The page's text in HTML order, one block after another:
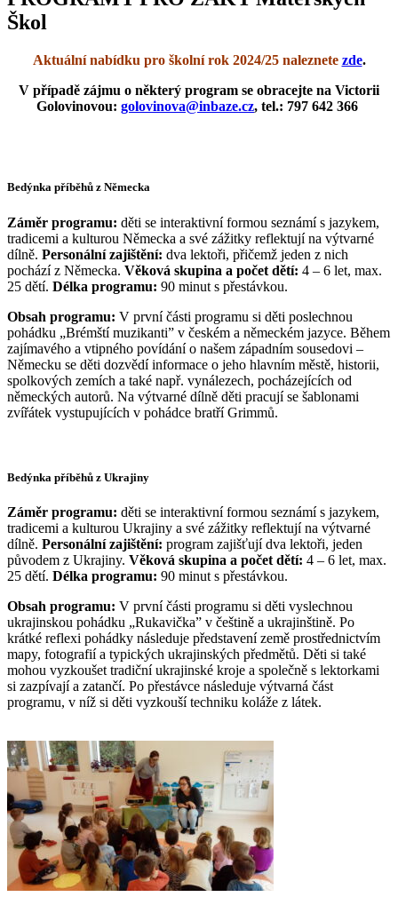
Škol
Aktuální nabídku pro školní rok 2024/25 naleznete zde.
V případě zájmu o některý program se obracejte na Victorii
Golovinovou: golovinova@inbaze.cz, tel.: 797 642 366
Bedýnka příběhů z Německa
Záměr programu: děti se interaktivní formou seznámí s jazykem,
tradicemi a kulturou Německa a své zážitky reflektují na výtvarné
dílně. Personální zajištění: dva lektoři, přičemž jeden z nich
pochází z Německa. Věková skupina a počet dětí: 4 – 6 let, max.
25 dětí. Délka programu: 90 minut s přestávkou.
Obsah programu: V první části programu si děti poslechnou
pohádku „Brémští muzikanti” v českém a německém jazyce. Během
zajímavého a vtipného povídání o našem západním sousedovi –
Německu se děti dozvědí informace o jeho hlavním městě, historii,
spolkových zemích a také např. vynálezech, pocházejících od
německých autorů. Na výtvarné dílně děti pracují se šablonami
zvířátek vystupujících v pohádce bratří Grimmů.
Bedýnka příběhů z Ukrajiny
Záměr programu: děti se interaktivní formou seznámí s jazykem,
tradicemi a kulturou Ukrajiny a své zážitky reflektují na výtvarné
dílně. Personální zajištění: program zajišťují dva lektoři, jeden
původem z Ukrajiny. Věková skupina a počet dětí: 4 – 6 let, max.
25 dětí. Délka programu: 90 minut s přestávkou.
Obsah programu: V první části programu si děti vyslechnou
ukrajinskou pohádku „Rukavička” v češtině a ukrajinštině. Po
krátké reflexi pohádky následuje představení země prostřednictvím
mapy, fotografií a typických ukrajinských předmětů. Děti si také
mohou vyzkoušet tradiční ukrajinské kroje a společně s lektorkami
si zazpívají a zatančí. Po přestávce následuje výtvarná část
programu, v níž si děti vyzkouší techniku koláže z látek.